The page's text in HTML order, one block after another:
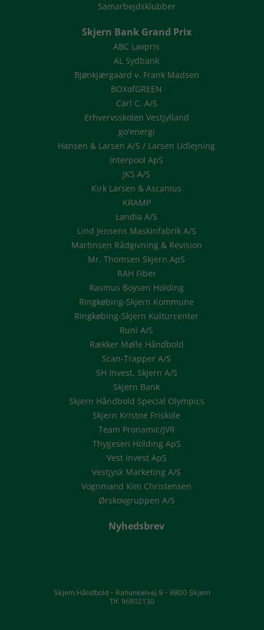
Samarbejdsklubber
Skjern Bank Grand Prix
ABC Lavpris
AL Sydbank
Bjønkjærgaard v. Frank Madsen
BOXofGREEN
Carl C. A/S
Erhvervsskolen Vestjylland
go'energi
Hansen & Larsen A/S / Larsen Udlejning
Interpool ApS
JKS A/S
Kirk Larsen & Ascanius
KRAMP
Landia A/S
Lind Jensens Maskinfabrik A/S
Martinsen Rådgivning & Revision
Mr. Thomsen Skjern ApS
RAH Fiber
Rasmus Boysen Holding
Ringkøbing-Skjern Kommune
Ringkøbing-Skjern Kulturcenter
Runi A/S
Rækker Mølle Håndbold
Scan-Trapper A/S
SH Invest, Skjern A/S
Skjern Bank
Skjern Håndbold Special Olympics
Skjern Kristne Friskole
Team Pronamic/JVR
Thygesen Holding ApS
Vest Invest ApS
Vestjysk Marketing A/S
Vognmand Kim Christensen
Ørskovgruppen A/S
Nyhedsbrev
Skjern Håndbold - Ranunkelvej 9 - 6900 Skjern
Tlf. 96802130